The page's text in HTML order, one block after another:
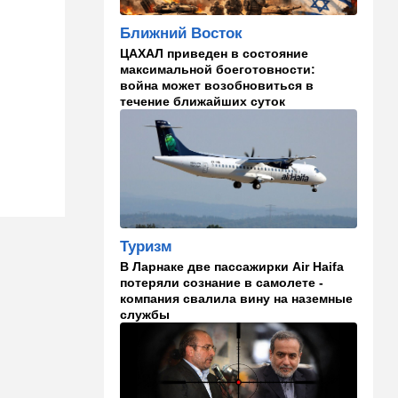
15:45 Ближний Восток
В противовес Израилю и
Ирану: три мусульманские
страны объединились в
"исламский НАТО"
Общество
"Общие культурные коды":
русские дети вместе с
"новую модель ООН"
14:55 Израиль
В Израиле опасаются атак
дронов изнутри страны
14:55 В мире
WSJ: загнанный в угол Путин
может испытать НАТО на
прочность
Ближний Восток
ЦАХАЛ приведен в состояние
максимальной боеготовности:
война может возобновиться в
течение ближайших суток
Туризм
В Ларнаке две пассажирки Air Haifa
потеряли сознание в самолете -
компания свалила вину на наземные
службы